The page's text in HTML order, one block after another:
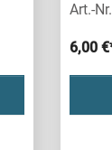
Art.-
6,00